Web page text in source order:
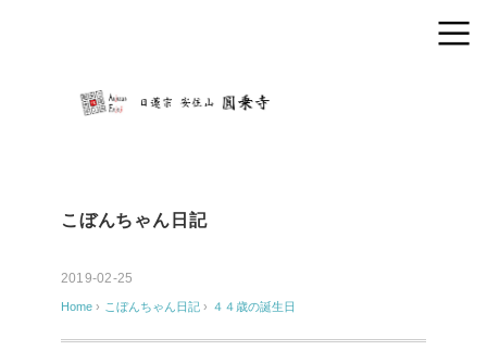
こぼんちゃん日記
2019-02-25
Home › こぼんちゃん日記 › ４４歳の誕生日